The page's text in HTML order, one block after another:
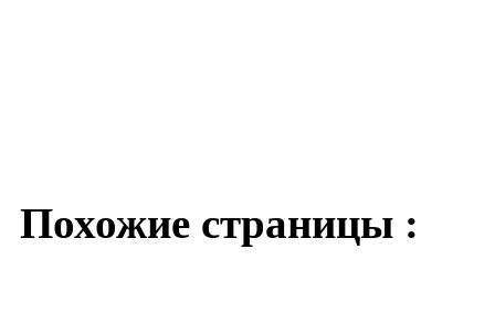
Похожие страницы :